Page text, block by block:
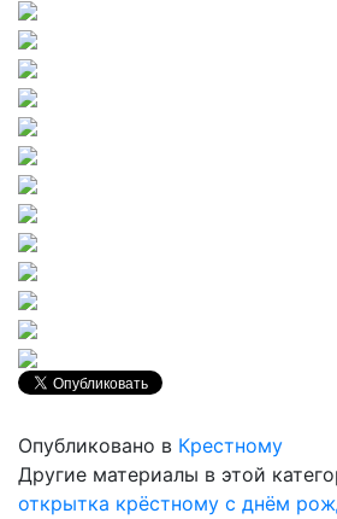
Опубликовано в Крестному
Другие материалы в этой
открытка крёстному с днём